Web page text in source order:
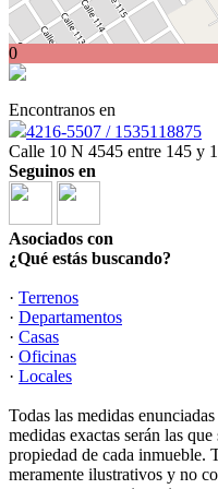
0
Encontranos en
4216-5507 / 1535118875
Calle 10 N 4545 entre 145 y
Seguinos en
Asociados con
¿Qué estás buscando?
· Terrenos
· Departamentos
· Casas
· Oficinas
· Locales
Todas las medidas
medidas exactas serán las
propiedad de cada inmueble.
meramente ilustrativos y no